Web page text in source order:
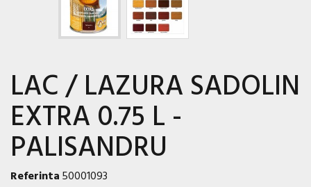
LAC / LAZURA SADOLIN
EXTRA 0.75 L -
PALISANDRU
Referinta50001093